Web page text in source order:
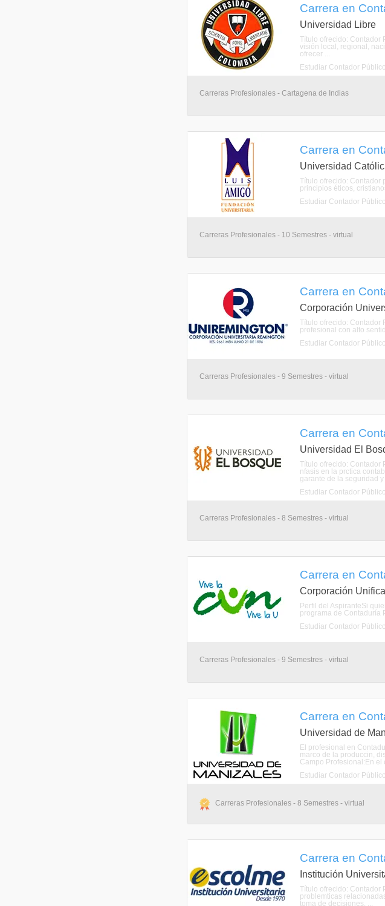
Carrera en
Universidad Libre
Título ofrecido: Contador
visión local, regional,
ofrecer ...
Estudiar Contador
Carreras Profesionales - Cartagena de Indias
Carrera en
Universidad
Título ofrecido: Contador
principios éticos,
Estudiar Contador
Carreras Profesionales - 10 Semestres - virtual
Carrera en
Corporación
Título ofrecido: Contador
profesional con alto
Estudiar Contador
Carreras Profesionales - 9 Semestres - virtual
Carrera en
Universidad El
Título ofrecido: Contador
nfasis en la prctica
garante de la seguridad y
Estudiar Contador
Carreras Profesionales - 8 Semestres - virtual
Carrera en
Corporación
Perfil del AspiranteSi
programa de Contaduría
Estudiar Contador
Carreras Profesionales - 9 Semestres - virtual
Carrera en
Universidad de
El profesional en
marco de la produccin,
Campo Profesional:En el
Estudiar Contador
Carreras Profesionales - 8 Semestres - virtual
Carrera en
Institución
Título ofrecido: Contador
problemticas
toma de decisiones, ...